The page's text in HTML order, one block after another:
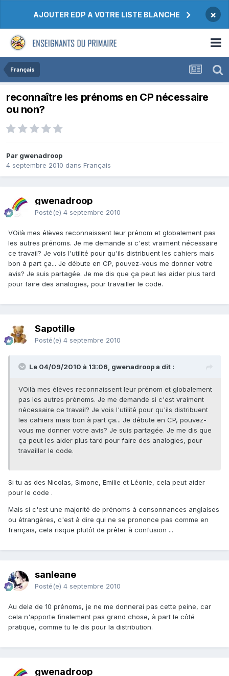
AJOUTER EDP A VOTRE LISTE BLANCHE ×
Français
reconnaître les prénoms en CP nécessaire
ou non?
Par gwenadroop
4 septembre 2010 dans Français
gwenadroop
Posté(e) 4 septembre 2010
VOilà mes élèves reconnaissent leur prénom et globalement pas
les autres prénoms. Je me demande si c'est vraiment nécessaire
ce travail? Je vois l'utilité pour qu'ils distribuent les cahiers mais
bon à part ça... Je débute en CP, pouvez-vous me donner votre
avis? Je suis partagée. Je me dis que ça peut les aider plus tard
pour faire des analogies, pour travailler le code.
Sapotille
Posté(e) 4 septembre 2010
Le 04/09/2010 à 13:06, gwenadroop a dit :
VOilà mes élèves reconnaissent leur prénom et globalement
pas les autres prénoms. Je me demande si c'est vraiment
nécessaire ce travail? Je vois l'utilité pour qu'ils distribuent
les cahiers mais bon à part ça... Je débute en CP, pouvez-
vous me donner votre avis? Je suis partagée. Je me dis que
ça peut les aider plus tard pour faire des analogies, pour
travailler le code.
Si tu as des Nicolas, Simone, Emilie et Léonie, cela peut aider
pour le code .
Mais si c'est une majorité de prénoms à consonnances anglaises
ou étrangères, c'est à dire qui ne se prononce pas comme en
français, cela risque plutôt de prêter à confusion ...
sanleane
Posté(e) 4 septembre 2010
Au dela de 10 prénoms, je ne me donnerai pas cette peine, car
cela n'apporte finalement pas grand chose, à part le côté
pratique, comme tu le dis pour la distribution.
gwenadroop